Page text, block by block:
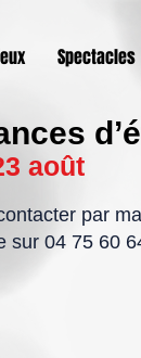
Spectacles
août
par
sur 04 75 60